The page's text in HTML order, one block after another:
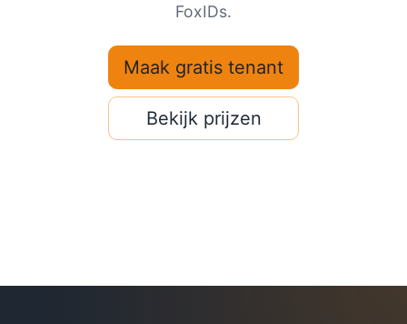
FoxIDs.
Maak gratis tenant
Bekijk prijzen